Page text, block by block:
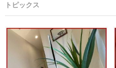
トピックス